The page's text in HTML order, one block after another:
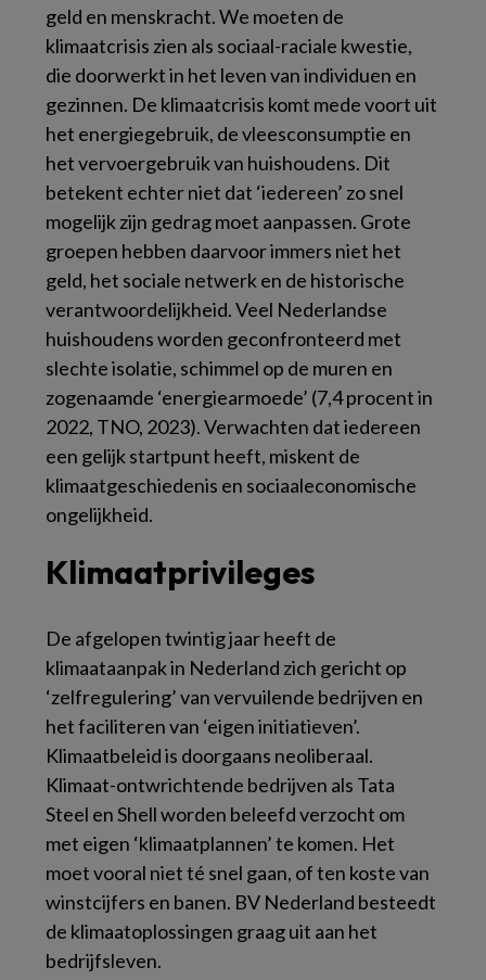
geld en menskracht. We moeten de
klimaatcrisis zien als sociaal-raciale kwestie,
die doorwerkt in het leven van individuen en
gezinnen. De klimaatcrisis komt mede voort uit
het energiegebruik, de vleesconsumptie en
het vervoergebruik van huishoudens. Dit
betekent echter niet dat ‘iedereen’ zo snel
mogelijk zijn gedrag moet aanpassen. Grote
groepen hebben daarvoor immers niet het
geld, het sociale netwerk en de historische
verantwoordelijkheid. Veel Nederlandse
huishoudens worden geconfronteerd met
slechte isolatie, schimmel op de muren en
zogenaamde ‘energiearmoede’ (7,4 procent in
2022, TNO, 2023). Verwachten dat iedereen
een gelijk startpunt heeft, miskent de
klimaatgeschiedenis en sociaaleconomische
ongelijkheid.
Klimaatprivileges
De afgelopen twintig jaar heeft de
klimaataanpak in Nederland zich gericht op
‘zelfregulering’ van vervuilende bedrijven en
het faciliteren van ‘eigen initiatieven’.
Klimaatbeleid is doorgaans neoliberaal.
Klimaat-ontwrichtende bedrijven als Tata
Steel en Shell worden beleefd verzocht om
met eigen ‘klimaatplannen’ te komen. Het
moet vooral niet té snel gaan, of ten koste van
winstcijfers en banen. BV Nederland besteedt
de klimaatoplossingen graag uit aan het
bedrijfsleven.